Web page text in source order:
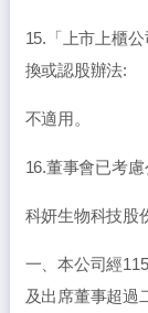
15.「上市上櫃
換或認股辦法:
不適用。
16.董事會已考
科妍生物科技股
一、本公司經
及出席董事超過